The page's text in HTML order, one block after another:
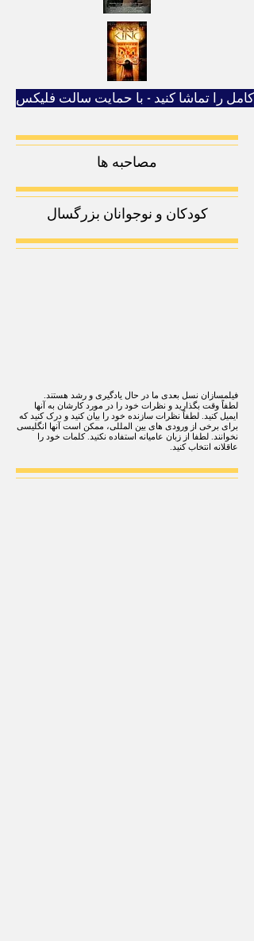
کامل را تماشا کنید - با حمایت سالت فلیکس
مصاحبه ها
کودکان و نوجوانان بزرگسال
فیلمسازان نسل بعدی ما در حال یادگیری و رشد هستند.
لطفاً وقت بگذارید و نظرات خود را در مورد کارشان به آنها
ایمیل کنید. لطفاً نظرات سازنده خود را بیان کنید و درک کنید که
برای برخی از ورودی های بین المللی، ممکن است آنها انگلیسی
نخوانند. لطفا از زبان عامیانه استفاده نکنید. کلمات خود را
عاقلانه انتخاب کنید.